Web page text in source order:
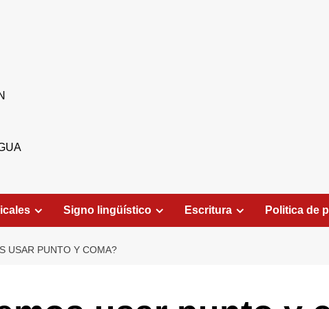
Signo lingüístico Escritura Politica de
USAR PUNTO Y COMA?